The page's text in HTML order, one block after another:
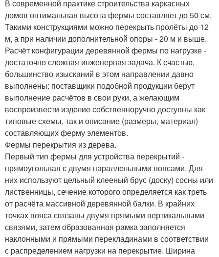
В современной практике строительства каркасных
домов оптимальная высота фермы составляет до 50 см.
Такими конструкциями можно перекрыть пролёты до 12
м, а при наличии дополнительной опоры - 20 м и выше.
Расчёт конфигурации деревянной фермы по нагрузке -
достаточно сложная инженерная задача. К счастью,
большинство изысканий в этом направлении давно
выполнены: поставщики подобной продукции берут
выполнение расчётов в свои руки, а желающим
воспроизвести изделие собственноручно доступны как
типовые схемы, так и описание (размеры, материал)
составляющих ферму элементов.
Фермы перекрытия из дерева.
Первый тип фермы для устройства перекрытий -
прямоугольная с двумя параллельными поясами. Для
них используют цельный клееный брус (доску) сосны или
лиственницы, сечение которого определяется как треть
от расчёта массивной деревянной балки. В крайних
точках пояса связаны двумя прямыми вертикальными
связями, затем образованная рамка заполняется
наклонными и прямыми перекладинами в соответствии
с распределением нагрузки на перекрытие. Ширина